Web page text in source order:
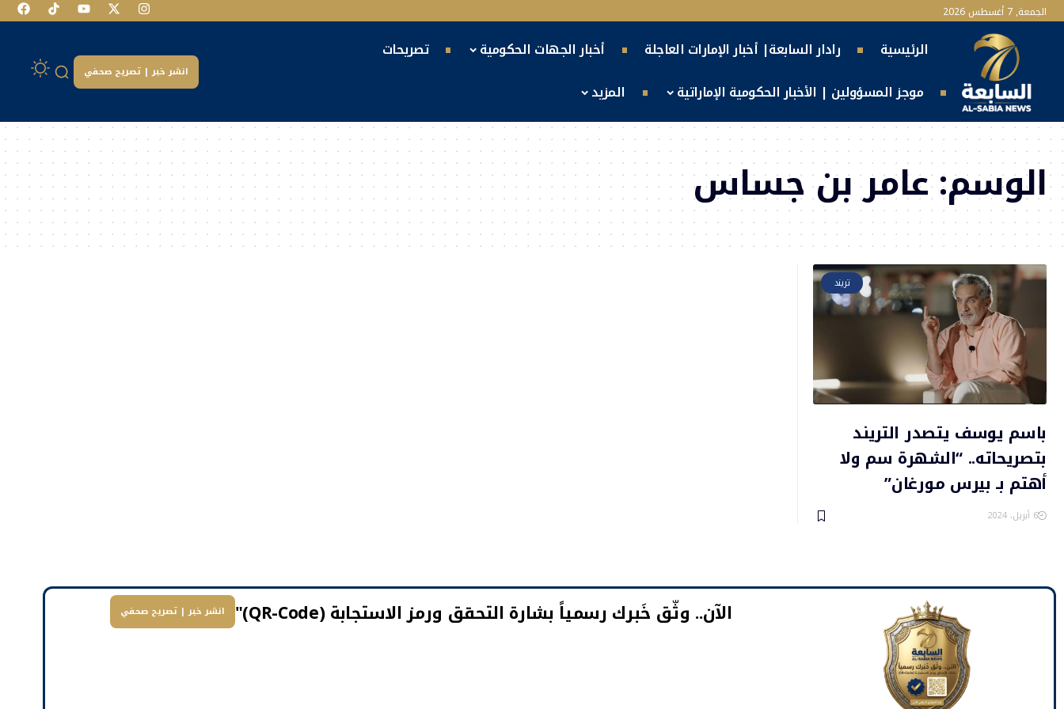
الجمعة, 7 أغسطس 2026
الرئيسية رادار السابعة| أخبار الإمارات العاجلة أخبار الجهات الحكومية
تصريحات
موجز المسؤولين | الأخبار الحكومية الإماراتية
المزيد
انشر خبر | تصريح صحفي
الوسم:عامر بن جساس
تريند
باسم يوسف يتصدر التريند
بتصريحاته.. “الشهرة سم ولا
أهتم بـ بيرس مورغان”
6 أبريل، 2024
​الآن.. وثّق خَبرك رسمياً بشارة التحقق ورمز الاستجابة (QR-Code)" انشر خبر | تصريح صحفي